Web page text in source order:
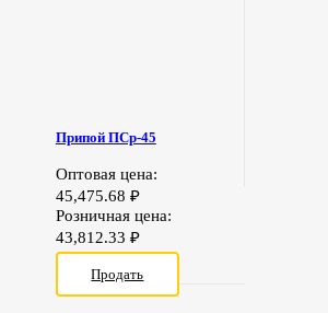
Припой ПСр-45
Оптовая цена:
45,475.68 ₽
Розничная цена:
43,812.33 ₽
Продать